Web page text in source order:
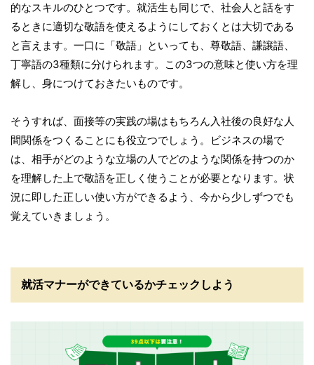
的なスキルのひとつです。就活生も同じで、社会人と話をす
るときに適切な敬語を使えるようにしておくとは大切である
と言えます。一口に「敬語」といっても、尊敬語、謙譲語、
丁寧語の3種類に分けられます。この3つの意味と使い方を理
解し、身につけておきたいものです。
そうすれば、面接等の実践の場はもちろん入社後の良好な人
間関係をつくることにも役立つでしょう。ビジネスの場で
は、相手がどのような立場の人でどのような関係を持つのか
を理解した上で敬語を正しく使うことが必要となります。状
況に即した正しい使い方ができるよう、今から少しずつでも
覚えていきましょう。
就活マナーができているかチェックしよう